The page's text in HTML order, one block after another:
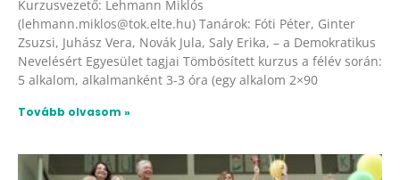
Kurzusvezető: Lehmann Miklós
(lehmann.miklos@tok.elte.hu) Tanárok: Fóti Péter, Ginter
Zsuzsi, Juhász Vera, Novák Jula, Saly Erika, – a Demokratikus
Nevelésért Egyesület tagjai Tömbösített kurzus a félév során:
5 alkalom, alkalmanként 3-3 óra (egy alkalom 2×90
Tovább olvasom »